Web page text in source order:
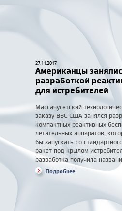
27.11.2017
Американцы
разработкой
для истребителей
Массачусетский
заказу ВВС США занялся
компактных реактивных
летательных аппаратов,
бы запускать со
ракет под крылом
разработка получила
Подробнее